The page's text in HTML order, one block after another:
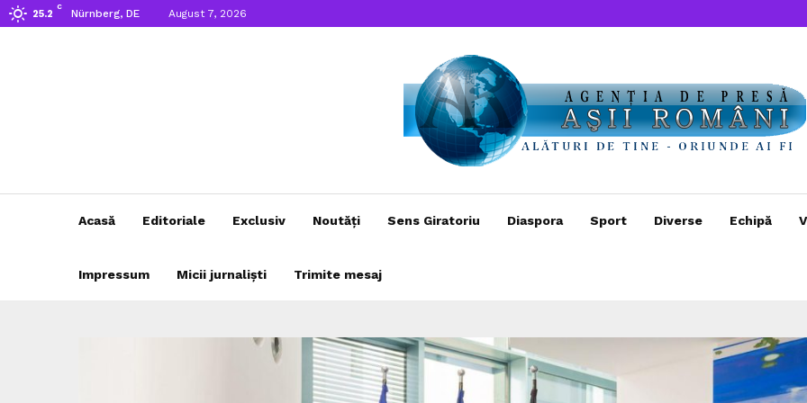
25.2
C
Nürnberg, DE August 7, 2026
Acasă Editoriale Exclusiv Noutăți Sens Giratoriu Diaspora Sport Diverse Echipă
Impressum Micii jurnaliști Trimite mesaj